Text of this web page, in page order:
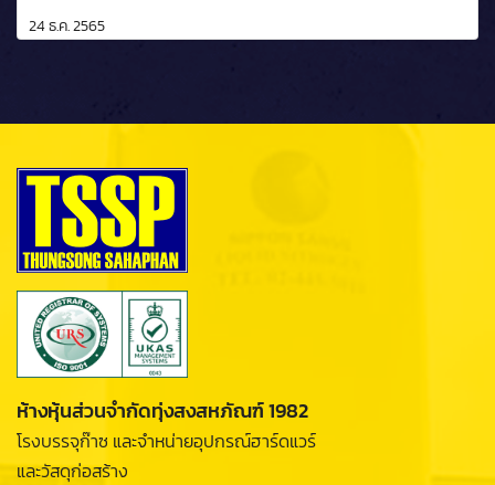
24 ธ.ค. 2565
ห้างหุ้นส่วนจำกัดทุ่งสงสหภัณฑ์ 1982
โรงบรรจุก๊าซ และจำหน่ายอุปกรณ์ฮาร์ดแวร์
และวัสดุก่อสร้าง